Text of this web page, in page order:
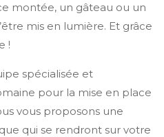
montée, un gâteau ou un
mis en lumière. Et grâce
!
spécialisée et
pour la mise en place
vous proposons une
qui se rendront sur votre